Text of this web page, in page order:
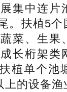
集中连片
。扶植5个
菜、生果
长桁架类
植单个池
的设备渔